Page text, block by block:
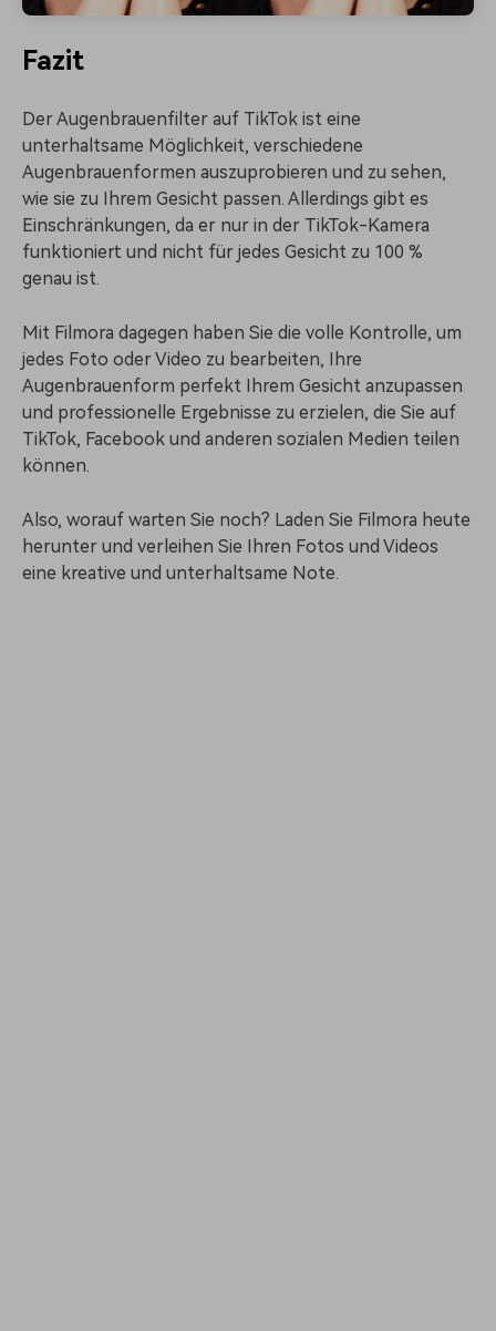
Fazit
Der Augenbrauenfilter auf TikTok ist eine
unterhaltsame Möglichkeit, verschiedene
Augenbrauenformen auszuprobieren und zu sehen,
wie sie zu Ihrem Gesicht passen. Allerdings gibt es
Einschränkungen, da er nur in der TikTok-Kamera
funktioniert und nicht für jedes Gesicht zu 100 %
genau ist.
Mit Filmora dagegen haben Sie die volle Kontrolle, um
jedes Foto oder Video zu bearbeiten, Ihre
Augenbrauenform perfekt Ihrem Gesicht anzupassen
und professionelle Ergebnisse zu erzielen, die Sie auf
TikTok, Facebook und anderen sozialen Medien teilen
können.
Also, worauf warten Sie noch? Laden Sie Filmora heute
herunter und verleihen Sie Ihren Fotos und Videos
eine kreative und unterhaltsame Note.